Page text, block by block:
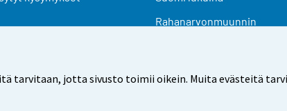
tarvitaan, jotta sivusto toimii oikein. Muita evästeitä
Rahanarvonmuunnin